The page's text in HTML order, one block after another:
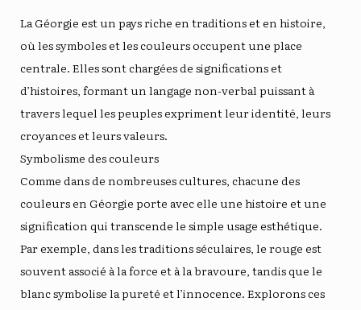
La Géorgie est un pays riche en traditions et en histoire,
où les symboles et les couleurs occupent une place
centrale. Elles sont chargées de significations et
d’histoires, formant un langage non-verbal puissant à
travers lequel les peuples expriment leur identité, leurs
croyances et leurs valeurs.
Symbolisme des couleurs
Comme dans de nombreuses cultures, chacune des
couleurs en Géorgie porte avec elle une histoire et une
signification qui transcende le simple usage esthétique.
Par exemple, dans les traditions séculaires, le rouge est
souvent associé à la force et à la bravoure, tandis que le
blanc symbolise la pureté et l’innocence. Explorons ces